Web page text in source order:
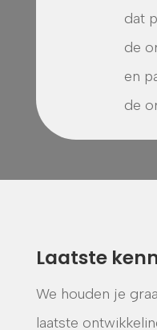
dat
de
en
de
Laatste
We houden je
laatste